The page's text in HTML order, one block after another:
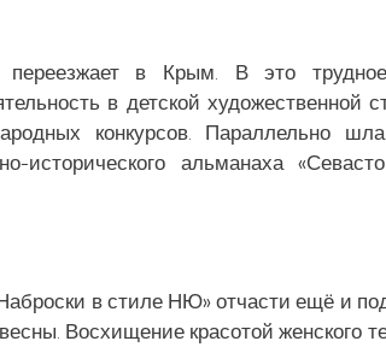
в Крым. В это
в детской художественной
конкурсов. Параллельно
исторического альманаха
в стиле НЮ» отчасти ещё и
Восхищение красотой женского